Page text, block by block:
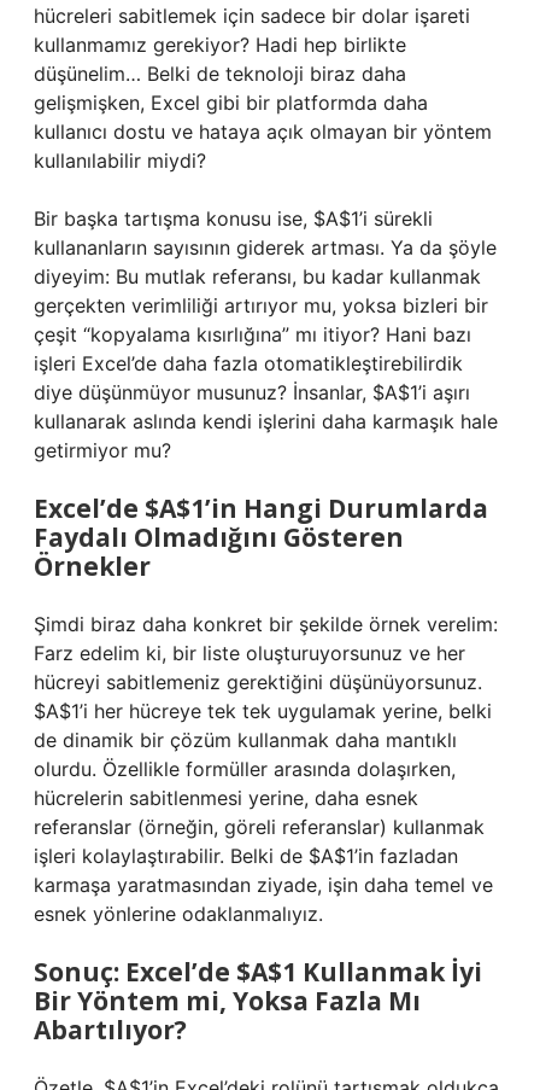
hücreleri sabitlemek için sadece bir dolar işareti
kullanmamız gerekiyor? Hadi hep birlikte
düşünelim… Belki de teknoloji biraz daha
gelişmişken, Excel gibi bir platformda daha
kullanıcı dostu ve hataya açık olmayan bir yöntem
kullanılabilir miydi?
Bir başka tartışma konusu ise, $A$1’i sürekli
kullananların sayısının giderek artması. Ya da şöyle
diyeyim: Bu mutlak referansı, bu kadar kullanmak
gerçekten verimliliği artırıyor mu, yoksa bizleri bir
çeşit “kopyalama kısırlığına” mı itiyor? Hani bazı
işleri Excel’de daha fazla otomatikleştirebilirdik
diye düşünmüyor musunuz? İnsanlar, $A$1’i aşırı
kullanarak aslında kendi işlerini daha karmaşık hale
getirmiyor mu?
Excel’de $A$1’in Hangi Durumlarda
Faydalı Olmadığını Gösteren
Örnekler
Şimdi biraz daha konkret bir şekilde örnek verelim:
Farz edelim ki, bir liste oluşturuyorsunuz ve her
hücreyi sabitlemeniz gerektiğini düşünüyorsunuz.
$A$1’i her hücreye tek tek uygulamak yerine, belki
de dinamik bir çözüm kullanmak daha mantıklı
olurdu. Özellikle formüller arasında dolaşırken,
hücrelerin sabitlenmesi yerine, daha esnek
referanslar (örneğin, göreli referanslar) kullanmak
işleri kolaylaştırabilir. Belki de $A$1’in fazladan
karmaşa yaratmasından ziyade, işin daha temel ve
esnek yönlerine odaklanmalıyız.
Sonuç: Excel’de $A$1 Kullanmak İyi
Bir Yöntem mi, Yoksa Fazla Mı
Abartılıyor?